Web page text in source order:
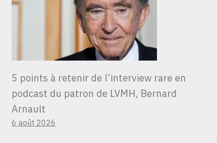
5 points à retenir de l’interview rare en
podcast du patron de LVMH, Bernard
Arnault
6 août 2026